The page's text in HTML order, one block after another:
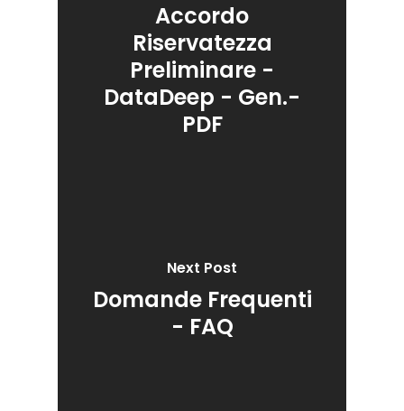
Accordo
Riservatezza
Preliminare -
DataDeep - Gen.-
PDF
Next Post
Domande Frequenti
- FAQ